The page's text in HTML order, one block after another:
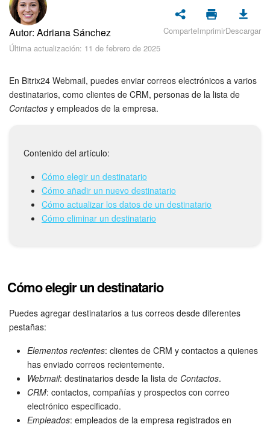
Seguridad
Planes y pagos
Feed
Collabs
Calendario
Bitrix24 Drive
CoPilot - IA en Bitrix24
CRM
Reserva
Contact center
Autor: Adriana Sánchez
Última actualización: 11 de febrero de 2025
ComparteImprimirDescargar
En Bitrix24 Webmail, puedes enviar correos electrónicos a varios
destinatarios, como clientes de CRM, personas de la lista de
Contactos y empleados de la empresa.
Contenido del artículo:
Cómo elegir un destinatario
Cómo añadir un nuevo destinatario
Cómo actualizar los datos de un destinatario
Cómo eliminar un destinatario
Cómo elegir un destinatario
Puedes agregar destinatarios a tus correos desde diferentes
pestañas:
Elementos recientes: clientes de CRM y contactos a quienes
has enviado correos recientemente.
Webmail: destinatarios desde la lista de Contactos.
CRM: contactos, compañías y prospectos con correo
electrónico especificado.
Empleados: empleados de la empresa registrados en